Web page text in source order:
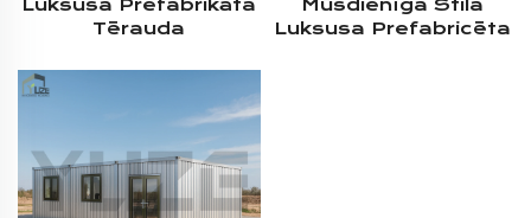
Luksusa Prefabrikāta
Tērauda
Pilnībā Aprīkots
Konteineru Mājas
Modulārais Dzīvoklis
Mūsdienīga Stila
Luksusa Prefabricēta